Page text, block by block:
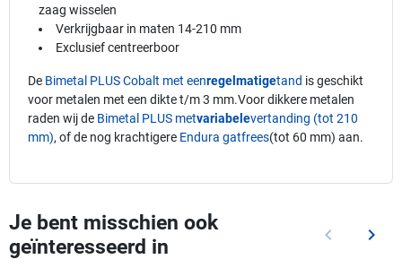
zaag wisselen
Verkrijgbaar in maten 14-210 mm
Exclusief centreerboor
De Bimetal PLUS Cobalt met eenregelmatigetand is geschikt
voor metalen met een dikte t/m 3 mm.Voor dikkere metalen
raden wij de Bimetal PLUS metvariabelevertanding (tot 210
mm), of de nog krachtigere Endura gatfrees(tot 60 mm) aan.
Je bent misschien ook
geïnteresseerd in
Vorige
keyboard_arrow_left keyboard_arrow_right